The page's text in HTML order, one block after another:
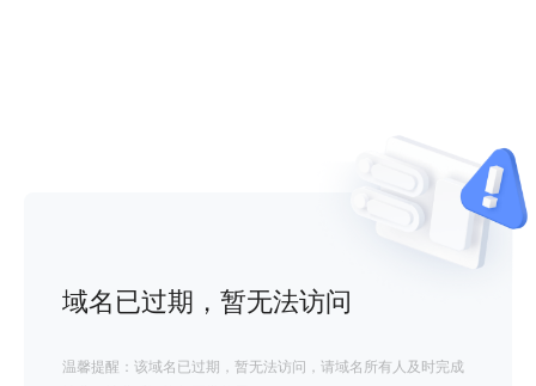
域名已过期，暂无法访问
温馨提醒：该域名已过期，暂无法访问，请域名所有人及时完成